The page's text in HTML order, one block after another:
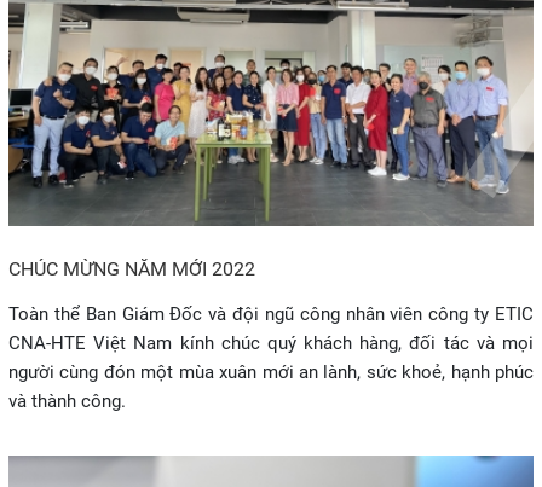
CHÚC MỪNG NĂM MỚI 2022
Toàn thể Ban Giám Đốc và đội ngũ công nhân viên công ty ETIC
CNA-HTE Việt Nam kính chúc quý khách hàng, đối tác và mọi
người cùng đón một mùa xuân mới an lành, sức khoẻ, hạnh phúc
và thành công.